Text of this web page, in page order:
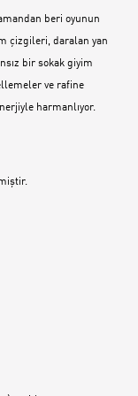
beri oyunun
çizgileri, daralan yan
bir sokak giyim
ve rafine
harmanlıyor.